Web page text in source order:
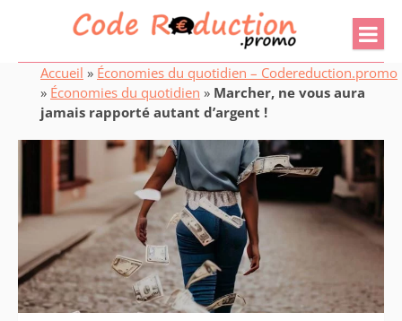
Accueil » Économies du quotidien – Codereduction.promo
» Économies du quotidien » Marcher, ne vous aura
jamais rapporté autant d’argent !